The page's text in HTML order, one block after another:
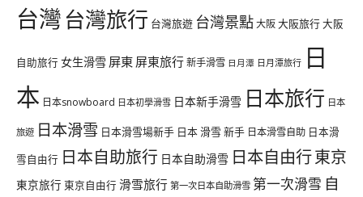
台灣台灣旅行 台灣旅遊 台灣景點大阪大阪旅行大阪
自助旅行 女生滑雪 屏東 屏東旅行新手滑雪 日月潭 日月潭旅行 日
本 日本snowboard 日本初學滑雪 日本新手滑雪 日本旅行 日本
旅遊 日本滑雪 日本滑雪場新手 日本 滑雪 新手 日本滑雪自助 日本滑
雪自由行 日本自助旅行 日本自助滑雪 日本自由行東京
東京旅行 東京自由行 滑雪旅行 第一次日本自助滑雪 第一次滑雪 自